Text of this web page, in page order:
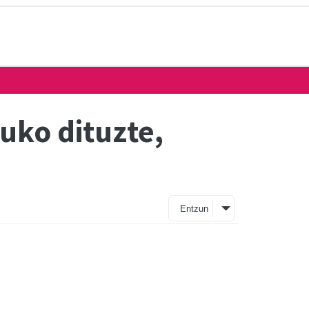
dituzte,
Entzun